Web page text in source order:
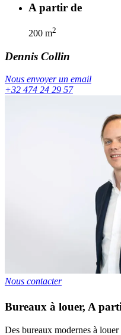
A partir de
200 m2
Dennis Collin
Nous envoyer un email
+32 474 24 29 57
Nous contacter
Bureaux à louer, A
Des bureaux modernes à